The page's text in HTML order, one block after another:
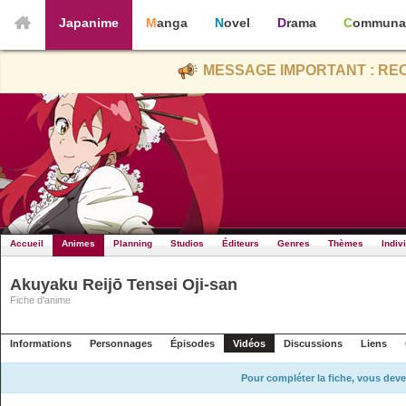
Japanime Manga Novel Drama
MESSAGE IMPORTANT :
Accueil Animes Planning Studios Éditeurs Genres Thèmes
Akuyaku Reijō Tensei Oji-san
Fiche d'anime
Informations Personnages Épisodes Vidéos Discussions Liens
Pour compléter la fiche, vous